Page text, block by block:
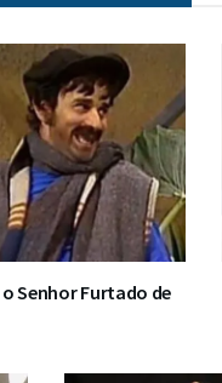
Senhor Furtado de